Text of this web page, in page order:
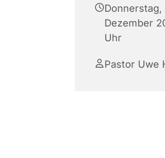
Donnerstag,
Dezember
Uhr
Pastor Uwe